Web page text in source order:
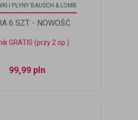
I PŁYNY BAUSCH & LOMB
6 SZT. - NOWOŚĆ
GRATIS (przy 2 op.)
99,99 pln